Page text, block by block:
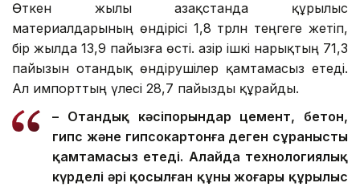
Өткен жылы Қазақстанда құрылыс
материалдарының өндірісі 1,8 трлн теңгеге жетіп,
бір жылда 13,9 пайызға өсті. Қазір ішкі нарықтың 71,3
пайызын отандық өндірушілер қамтамасыз етеді.
Ал импорттың үлесі 28,7 пайызды құрайды.
– Отандық кәсіпорындар цемент, бетон,
гипс және гипсокартонға деген сұранысты
қамтамасыз етеді. Алайда технологиялық
күрделі әрі қосылған құны жоғары құрылыс